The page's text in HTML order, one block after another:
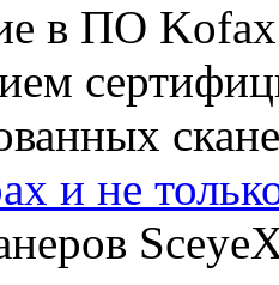
в ПО
и не